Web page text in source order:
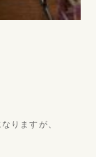
りますが、